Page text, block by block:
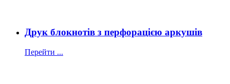
Друк блокнотів з перфорацією аркушів
Перейти ...